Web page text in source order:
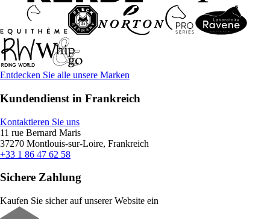
Entdecken Sie alle unsere Marken
Kundendienst in Frankreich
Kontaktieren Sie uns
11 rue Bernard Maris
37270 Montlouis-sur-Loire, Frankreich
+33 1 86 47 62 58
Sichere Zahlung
Kaufen Sie sicher auf unserer Website ein